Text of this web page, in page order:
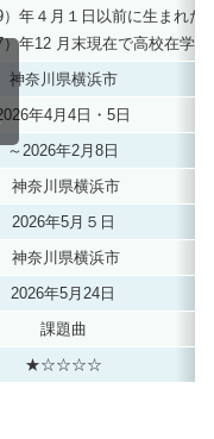
）年４月１日以前に生まれた
年12 月末現在で高校在学
神奈川県横浜市
年4月4日・5日
～2026年2月8日
神奈川県横浜市
2026年5月５日
神奈川県横浜市
2026年5月24日
課題曲
★☆☆☆☆